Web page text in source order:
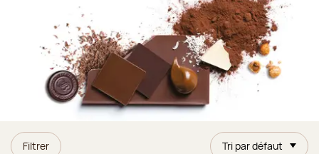
Filtrer Tri par défaut